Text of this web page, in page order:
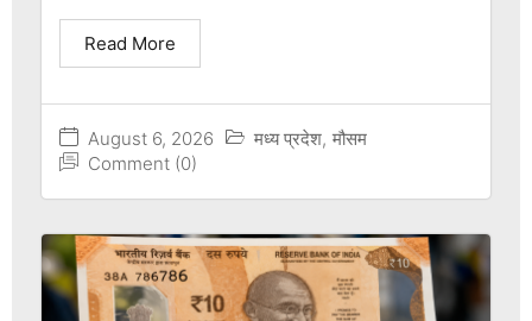
August 6, 2026 मध्य प्रदेश, मौसम
Comment (0)
Read More